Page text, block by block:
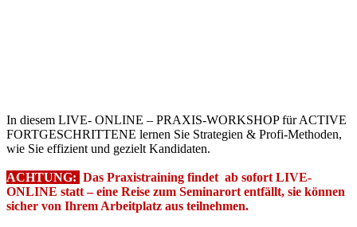
In diesem LIVE- ONLINE – PRAXIS-WORKSHOP für ACTIVE
FORTGESCHRITTENE lernen Sie Strategien & Profi-Methoden,
wie Sie effizient und gezielt Kandidaten.
ACHTUNG: Das Praxistraining findet ab sofort LIVE-
ONLINE statt – eine Reise zum Seminarort entfällt, sie können
sicher von Ihrem Arbeitplatz aus teilnehmen.